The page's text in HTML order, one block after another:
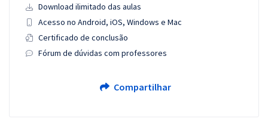
Download ilimitado das aulas
Acesso no Android, iOS, Windows e Mac
Certificado de conclusão
Fórum de dúvidas com professores
Compartilhar